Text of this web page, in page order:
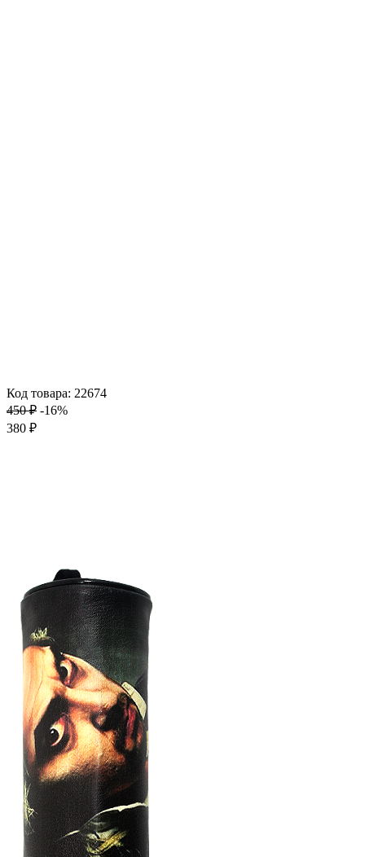
Код товара: 22674
450 ₽ -16%
380 ₽